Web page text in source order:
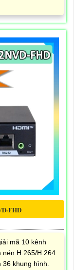
FHD
mã 10 kênh
nén H.265/H.264
khung hình.